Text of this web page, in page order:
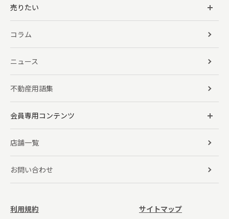
売りたい
コラム
ニュース
不動産用語集
会員専用コンテンツ
店舗一覧
お問い合わせ
利用規約
サイトマップ